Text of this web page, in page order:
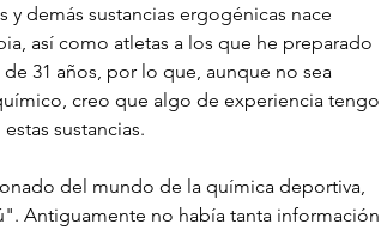
y demás sustancias ergogénicas nace
así como atletas a los que he preparado
31 años, por lo que, aunque no sea
creo que algo de experiencia tengo
sustancias.
del mundo de la química deportiva,
Antiguamente no había tanta información